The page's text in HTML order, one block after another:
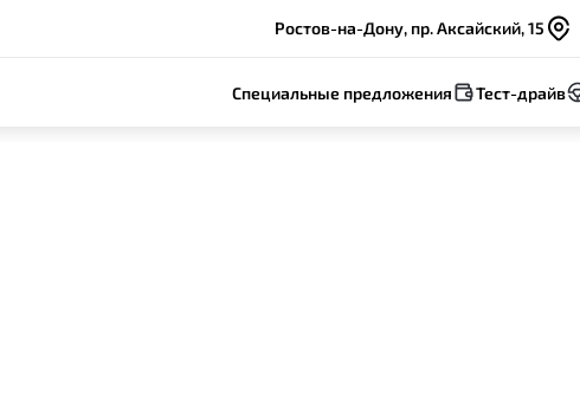
Ростов-на-Дону, пр. Аксайский, 15
Специальные предложения Тест-драйв